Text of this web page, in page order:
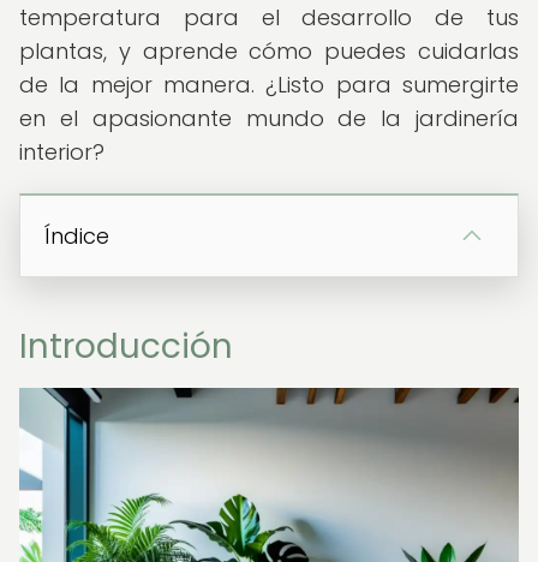
temperatura para el desarrollo de tus
plantas, y aprende cómo puedes cuidarlas
de la mejor manera. ¿Listo para sumergirte
en el apasionante mundo de la jardinería
interior?
Índice
Introducción